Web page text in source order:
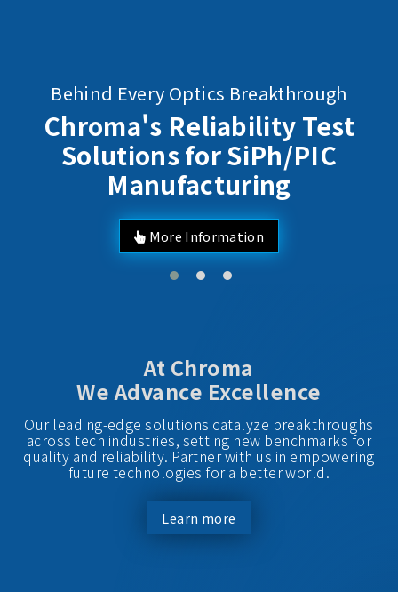
Test
PIC
AI Server Power /
At Chroma
We Advance Excellence
Our leading-edge solutions catalyze breakthroughs
across tech industries, setting new benchmarks for
quality and reliability. Partner with us in empowering
future technologies for a better world.
Learn more